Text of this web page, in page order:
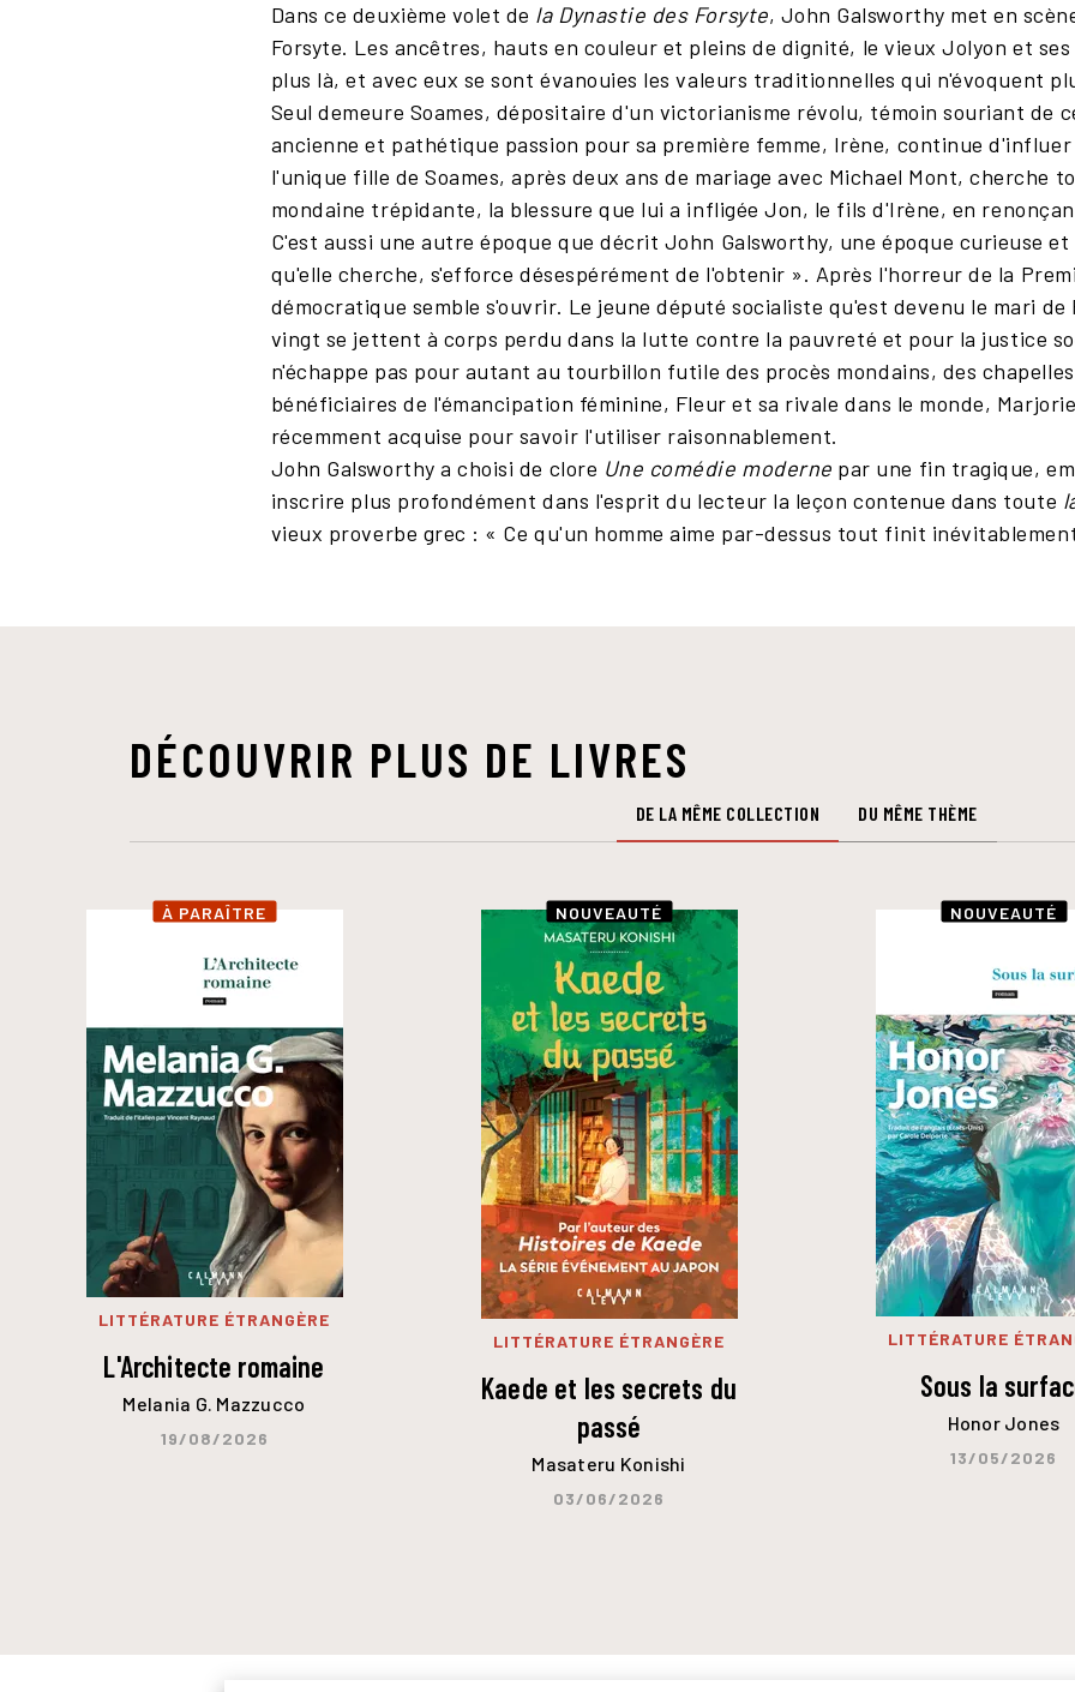
Dans ce deuxième volet de la Dynastie des Forsyte, John Galsworthy met en
Forsyte. Les ancêtres, hauts en couleur et pleins de dignité, le vieux Jolyon et
plus là, et avec eux se sont évanouies les valeurs traditionnelles qui n'évoquent
Seul demeure Soames, dépositaire d'un victorianisme révolu, témoin souriant de
ancienne et pathétique passion pour sa première femme, Irène, continue
l'unique fille de Soames, après deux ans de mariage avec Michael Mont, cherche
mondaine trépidante, la blessure que lui a infligée Jon, le fils d'Irène, en
C'est aussi une autre époque que décrit John Galsworthy, une époque curieuse
qu'elle cherche, s'efforce désespérément de l'obtenir ». Après l'horreur de la
démocratique semble s'ouvrir. Le jeune député socialiste qu'est devenu le mari
vingt se jettent à corps perdu dans la lutte contre la pauvreté et pour la justice
n'échappe pas pour autant au tourbillon futile des procès mondains, des
bénéficiaires de l'émancipation féminine, Fleur et sa rivale dans le monde,
récemment acquise pour savoir l'utiliser raisonnablement.
John Galsworthy a choisi de clore Une comédie moderne par une fin tragique,
inscrire plus profondément dans l'esprit du lecteur la leçon contenue dans toute
vieux proverbe grec : « Ce qu'un homme aime par-dessus tout finit
DÉCOUVRIR PLUS DE LIVRES
DE LA MÊME COLLECTION DU MÊME THÈME
À PARAÎTRE
LITTÉRATURE ÉTRANGÈRE
L'Architecte romaine
Melania G. Mazzucco
19/08/2026
NOUVEAUTÉ
LITTÉRATURE ÉTRANGÈRE
Kaede et les secrets du
passé
Masateru Konishi
03/06/2026
NOUVEAUTÉ
LITTÉRATURE
Sous la
Honor Jones
13/05/2026